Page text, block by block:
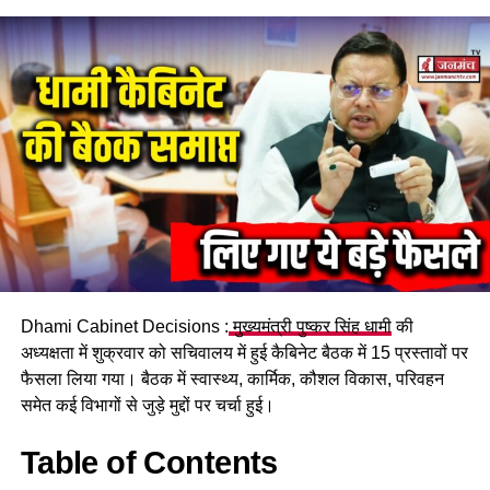
इंस्टाग्राम हैंडल पर हैं 9 मिलियन से भी
ज्यादा फॉलोवर्स
देखते ही देखते अबकॉकरोच जनता पार्टीके इंस्टाग्राम हैंडल (cockroach
janata party instagram account) पर 9 मिलियन से भी ज्यादा
फॉलोवर्स हो गए हैं और यह आंकड़ा लगातार बढ़ता जा रहा है. वहीं, दूसरी
कांग्रेस के 1.32 करोड़ फॉलोअर हैं।
किसने बनाई cockroach janata
Dhami Cabinet Decisions : मुख्यमंत्री पुष्कर सिंह धामीकी
अध्यक्षता में शुक्रवार को सचिवालय में हुई कैबिनेट बैठक में 15 प्रस्तावों पर
फैसला लिया गया। बैठक में स्वास्थ्य, कार्मिक, कौशल विकास, परिवहन
समेत कई विभागों से जुड़े मुद्दों पर चर्चा हुई।
Table of Contents